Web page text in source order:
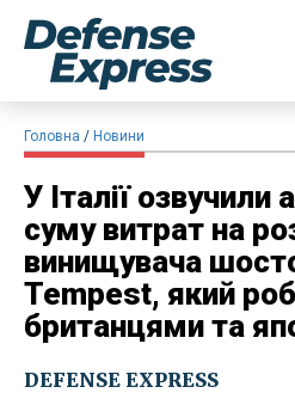
Головна Новини
У Італії озвучили
суму витрат на
винищувача
Tempest, який
британцями та
DEFENSE EXPRESS